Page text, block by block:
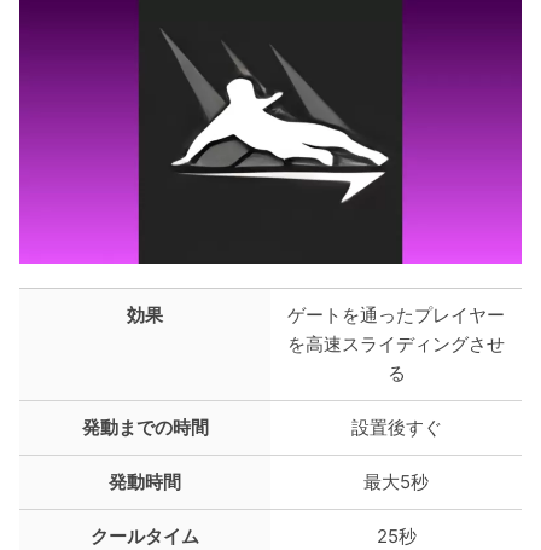
効果
ゲートを通ったプレイヤー
を高速スライディングさせ
る
発動までの時間 設置後すぐ
発動時間 最大5秒
クールタイム 25秒